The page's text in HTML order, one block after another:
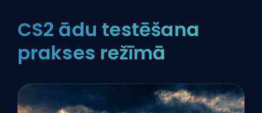
CS2 ādu testēšana
prakses režīmā